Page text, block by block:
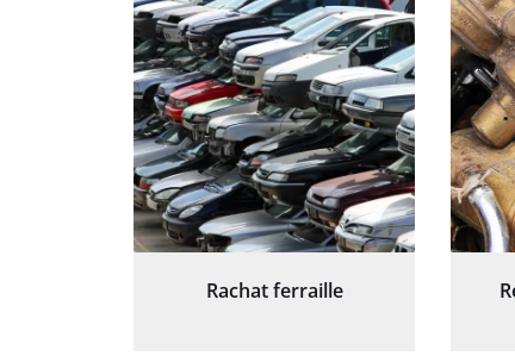
Rachat ferraille